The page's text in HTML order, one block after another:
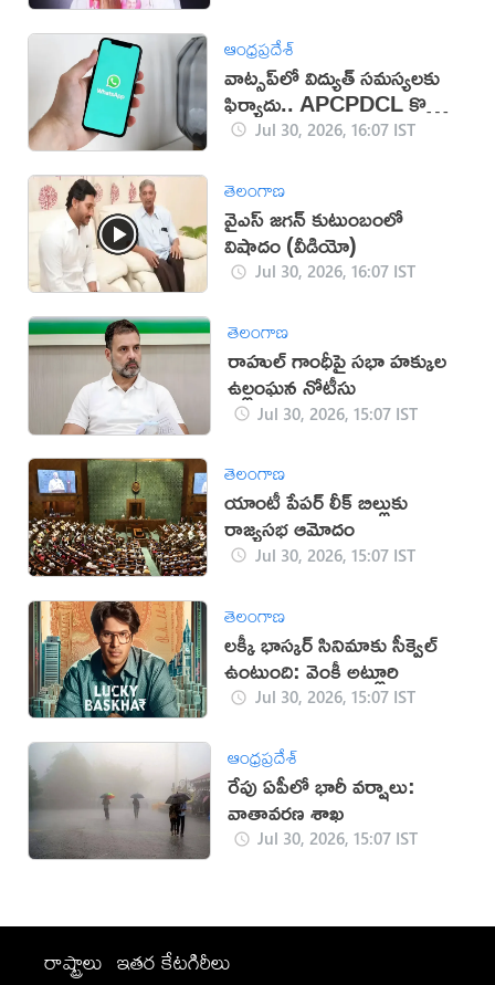
ఆంధ్రప్రదేశ్
వాట్సప్‌లో విద్యుత్ సమస్యలకు
ఫిర్యాదు.. APCPDCL కొత్త
సేవలుJul 30, 2026, 16:07 IST
తెలంగాణ
వైఎస్ జగన్ కుటుంబంలో
విషాదం (వీడియో)
Jul 30, 2026, 16:07 IST
తెలంగాణ
రాహుల్ గాంధీపై సభా హక్కుల
ఉల్లంఘన నోటీసు
Jul 30, 2026, 15:07 IST
తెలంగాణ
యాంటీ పేపర్ లీక్ బిల్లుకు
రాజ్యసభ ఆమోదం
Jul 30, 2026, 15:07 IST
తెలంగాణ
లక్కీ భాస్కర్ సినిమాకు సీక్వెల్
ఉంటుంది: వెంకీ అట్లూరి
Jul 30, 2026, 15:07 IST
ఆంధ్రప్రదేశ్
రేపు ఏపీలో భారీ వర్షాలు:
వాతావరణ శాఖ
Jul 30, 2026, 15:07 IST
రాష్ట్రాలు ఇతర కేటగిరీలు